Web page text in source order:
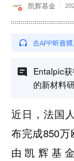
凯辉基金
Entalpic
的新材料研
近日，法国
布完成850
由凯辉基